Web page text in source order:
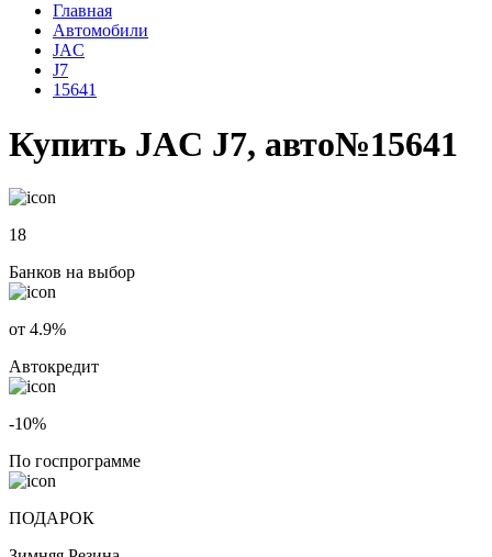
Главная
Автомобили
JAC
J7
15641
Купить JAC J7, авто№15641
18
Банков на выбор
от 4.9%
Автокредит
-10%
По госпрограмме
ПОДАРОК